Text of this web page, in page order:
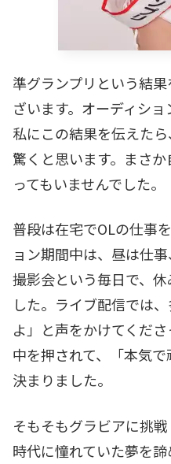
準グランプリという結
ざいます。オーディシ
私にこの結果を伝えた
驚くと思います。まさ
ってもいませんでした。
普段は在宅でOLの仕事
ョン期間中は、昼は仕
撮影会という毎日で、
した。ライブ配信では
よ」と声をかけてくだ
中を押されて、「本気
決まりました。
そもそもグラビアに挑
時代に憧れていた夢を諦